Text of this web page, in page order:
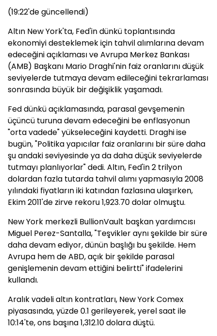
(19:22'de güncellendi)
Altın New York'ta, Fed'in dünkü toplantısında
ekonomiyi desteklemek için tahvil alımlarına devam
edeceğini açıklaması ve Avrupa Merkez Bankası
(AMB) Başkanı Mario Draghi'nin faiz oranlarını düşük
seviyelerde tutmaya devam edileceğini tekrarlaması
sonrasında büyük bir değişiklik yaşamadı.
Fed dünkü açıklamasında, parasal gevşemenin
üçüncü turuna devam edeceğini be enflasyonun
"orta vadede" yükseleceğini kaydetti. Draghi ise
bugün, "Politika yapıcılar faiz oranlarını bir süre daha
şu andaki seviyesinde ya da daha düşük seviyelerde
tutmayı planlıyorlar" dedi. Altın, Fed'in 2 trilyon
dolardan fazla tutarda tahvil alımı yapmasıyla 2008
yılındaki fiyatların iki katından fazlasına ulaşırken,
Ekim 2011'de zirve rekoru 1,923.70 dolar olmuştu.
New York merkezli BullionVault başkan yardımcısı
Miguel Perez-Santalla, "Teşvikler aynı şekilde bir süre
daha devam ediyor, dünün başlığı bu şekilde. Hem
Avrupa hem de ABD, açık bir şekilde parasal
genişlemenin devam ettiğini belirtti" ifadelerini
kullandı.
Aralık vadeli altın kontratları, New York Comex
piyasasında, yüzde 0.1 gerileyerek, yerel saat ile
10:14'te, ons başına 1,312.10 dolara düştü.